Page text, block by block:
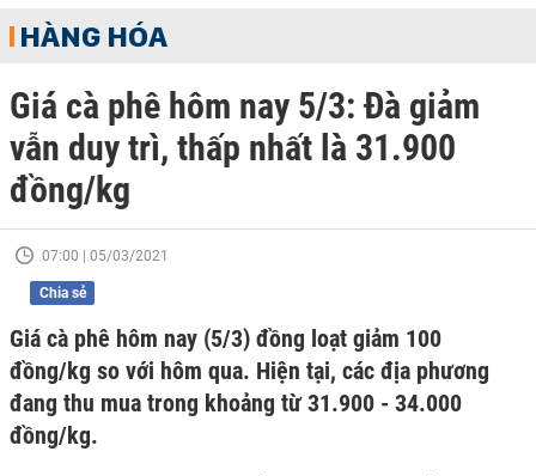
HÀNG HÓA
Giá cà phê hôm nay 5/3: Đà giảm
vẫn duy trì, thấp nhất là 31.900
đồng/kg
07:00 | 05/03/2021
Chia sẻ
Giá cà phê hôm nay (5/3) đồng loạt giảm 100
đồng/kg so với hôm qua. Hiện tại, các địa phương
đang thu mua trong khoảng từ 31.900 - 34.000
đồng/kg.